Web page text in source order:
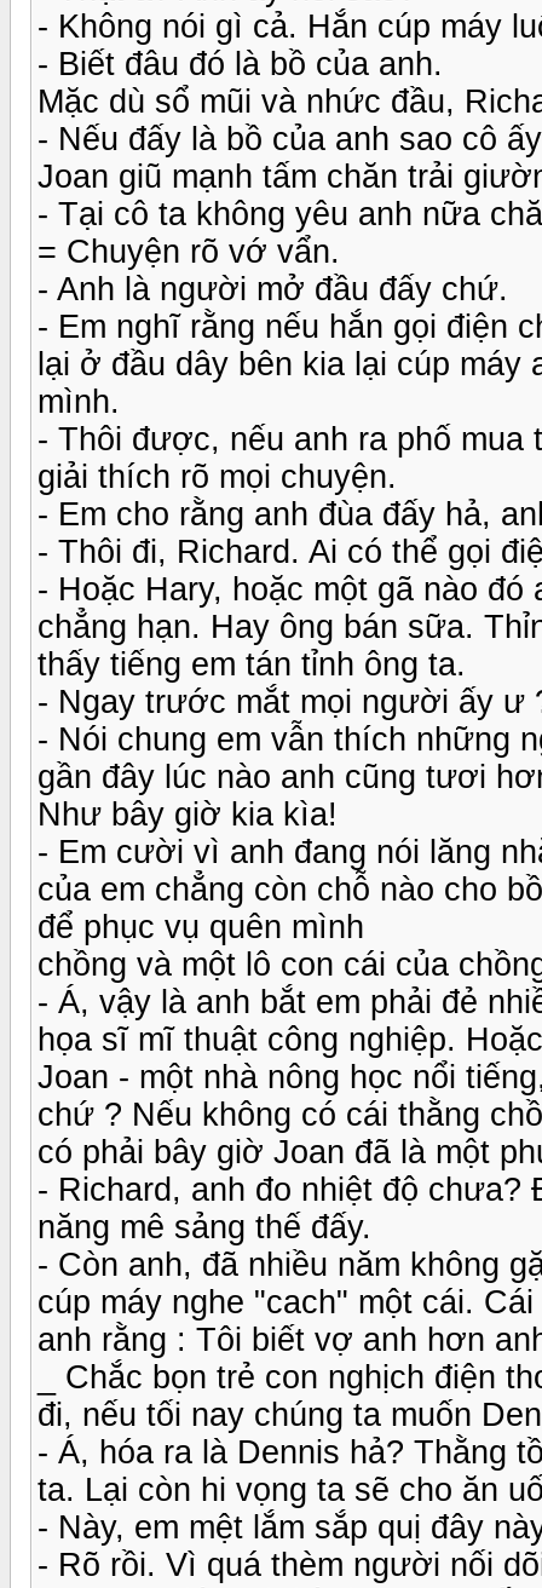
- Không nói gì cả. Hắn cúp máy
- Biết đâu đó là bồ của anh.
Mặc dù sổ mũi và nhức đầu,
- Nếu đấy là bồ của anh sao cô
Joan giũ mạnh tấm chăn trải
- Tại cô ta không yêu anh nữa
= Chuyện rõ vớ vẩn.
- Anh là người mở đầu đấy chứ.
- Em nghĩ rằng nếu hắn gọi điện
lại ở đầu dây bên kia lại cúp
mình.
- Thôi được, nếu anh ra phố mua
giải thích rõ mọi chuyện.
- Em cho rằng anh đùa đấy hả,
- Thôi đi, Richard. Ai có thể gọi
- Hoặc Hary, hoặc một gã nào
chẳng hạn. Hay ông bán sữa.
thấy tiếng em tán tỉnh ông ta.
- Ngay trước mắt mọi người ấy ư
- Nói chung em vẫn thích những
gần đây lúc nào anh cũng tươi
Như bây giờ kia kìa!
- Em cười vì anh đang nói lăng
của em chẳng còn chỗ nào cho
để phục vụ quên mình
chồng và một lô con cái của
- Á, vậy là anh bắt em phải đẻ
họa sĩ mĩ thuật công nghiệp.
Joan - một nhà nông học nổi
chứ ? Nếu không có cái thằng
có phải bây giờ Joan đã là một
- Richard, anh đo nhiệt độ chưa?
năng mê sảng thế đấy.
- Còn anh, đã nhiều năm không
cúp máy nghe "cach" một cái.
anh rằng : Tôi biết vợ anh hơn
_ Chắc bọn trẻ con nghịch điện
đi, nếu tối nay chúng ta muốn
- Á, hóa ra là Dennis hả? Thằng
ta. Lại còn hi vọng ta sẽ cho ăn
- Này, em mệt lắm sắp quị đây
- Rõ rồi. Vì quá thèm người nối